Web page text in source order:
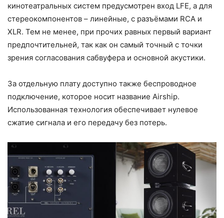
кинотеатральных систем предусмотрен вход LFE, а для
стереокомпонентов – линейные, с разъёмами RCA и
XLR. Тем не менее, при прочих равных первый вариант
предпочтительней, так как он самый точный с точки
зрения согласования сабвуфера и основной акустики.
За отдельную плату доступно также беспроводное
подключение, которое носит название Airship.
Использованная технология обеспечивает нулевое
сжатие сигнала и его передачу без потерь.